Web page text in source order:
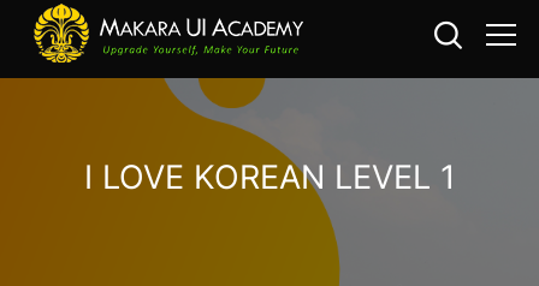
I LOVE KOREAN LEVEL 1